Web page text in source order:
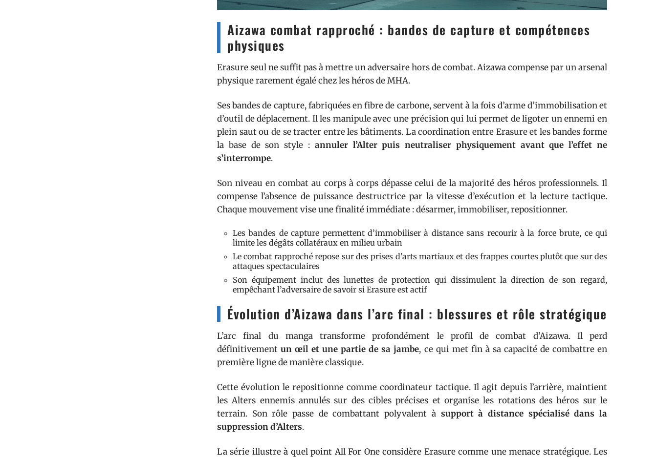
Aizawa combat rapproché : bandes de capture et compétences
physiques
Erasure seul ne suffit pas à mettre un adversaire hors de combat. Aizawa compense par un arsenal
physique rarement égalé chez les héros de MHA.
Ses bandes de capture, fabriquées en fibre de carbone, servent à la fois d’arme d’immobilisation et
d’outil de déplacement. Il les manipule avec une précision qui lui permet de ligoter un ennemi en
plein saut ou de se tracter entre les bâtiments. La coordination entre Erasure et les bandes forme
la base de son style : annuler l’Alter puis neutraliser physiquement avant que l’effet ne
s’interrompe.
Son niveau en combat au corps à corps dépasse celui de la majorité des héros professionnels. Il
compense l’absence de puissance destructrice par la vitesse d’exécution et la lecture tactique.
Chaque mouvement vise une finalité immédiate : désarmer, immobiliser, repositionner.
Les bandes de capture permettent d’immobiliser à distance sans recourir à la force brute, ce qui
limite les dégâts collatéraux en milieu urbain
Le combat rapproché repose sur des prises d’arts martiaux et des frappes courtes plutôt que sur des
attaques spectaculaires
Son équipement inclut des lunettes de protection qui dissimulent la direction de son regard,
empêchant l’adversaire de savoir si Erasure est actif
Évolution d’Aizawa dans l’arc final : blessures et rôle stratégique
L’arc final du manga transforme profondément le profil de combat d’Aizawa. Il perd
définitivementun œil et une partie de sa jambe, ce qui met fin à sa capacité de combattre en
première ligne de manière classique.
Cette évolution le repositionne comme coordinateur tactique. Il agit depuis l’arrière, maintient
les Alters ennemis annulés sur des cibles précises et organise les rotations des héros sur le
terrain. Son rôle passe de combattant polyvalent à support à distance spécialisé dans la
suppression d’Alters.
La série illustre à quel point All For One considère Erasure comme une menace stratégique. Les